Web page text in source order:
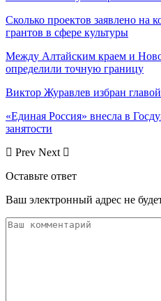
Сколько проектов заявлено на
грантов в сфере культуры
Между Алтайским краем и
определили точную границу
Виктор Журавлев избран
«Единая Россия» внесла в
занятости
Prev Next
Оставьте ответ
Ваш электронный адрес не